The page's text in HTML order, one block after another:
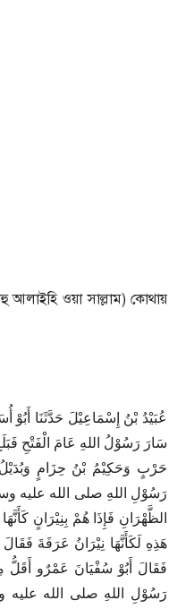
আলাইহি ওয়া সাল্লাম) কোথায়
عُبَيْدُ بْنُ إِسْمَاعِيْلَ حَدَّثَنَا
سَارَ رَسُوْلُ اللهِ عَامَ الْفَتْحِ
حَرْبٍ وَحَكِيْمُ بْنُ حِزَامٍ
رَسُوْلِ اللهِ صلى الله عليه
الظَّهْرَانِ فَإِذَا هُمْ بِنِيْرَانٍ
هَذِهِ لَكَأَنَّهَا نِيْرَانُ عَرَفَةَ
فَقَالَ أَبُوْ سُفْيَانَ عَمْرٌو
رَسُوْلِ اللهِ صلى الله عليه